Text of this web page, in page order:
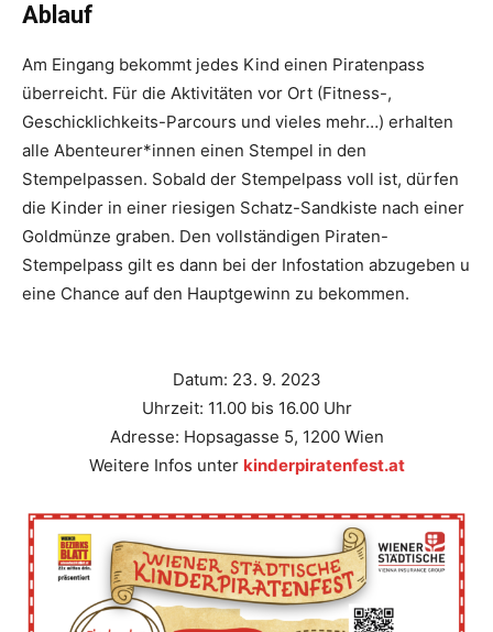
Ablauf
Am Eingang bekommt jedes Kind einen Piratenpass
überreicht. Für die Aktivitäten vor Ort (Fitness-,
Geschicklichkeits-Parcours und vieles mehr…) erhalten
alle Abenteurer*innen einen Stempel in den
Stempelpassen. Sobald der Stempelpass voll ist, dürfen
die Kinder in einer riesigen Schatz-Sandkiste nach einer
Goldmünze graben. Den vollständigen Piraten-
Stempelpass gilt es dann bei der Infostation abzugeben u
eine Chance auf den Hauptgewinn zu bekommen.
Datum: 23. 9. 2023
Uhrzeit: 11.00 bis 16.00 Uhr
Adresse: Hopsagasse 5, 1200 Wien
Weitere Infos unter kinderpiratenfest.at